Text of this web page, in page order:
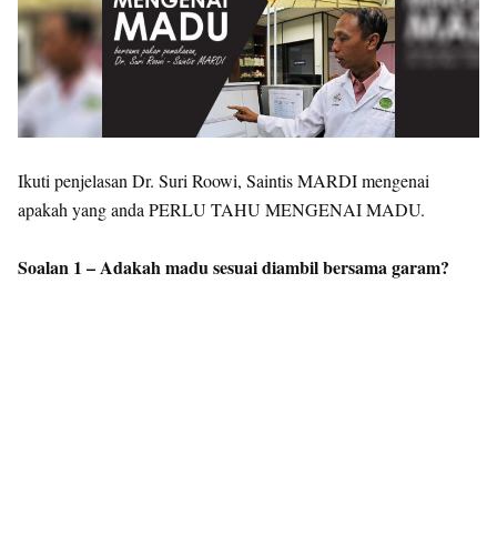
Ikuti penjelasan Dr. Suri Roowi, Saintis MARDI mengenai
apakah yang anda PERLU TAHU MENGENAI MADU.
Soalan 1 – Adakah madu sesuai diambil bersama garam?